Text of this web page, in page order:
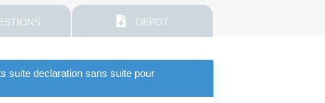
DEPOT
suite declaration sans suite pour